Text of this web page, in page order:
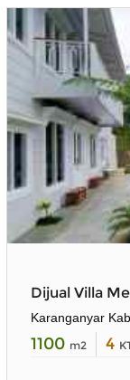
Dijual Villa
Karanganyar
1100 m2 4